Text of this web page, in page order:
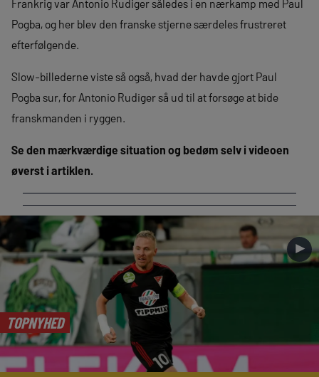
Frankrig var Antonio Rudiger således i en nærkamp med Paul
Pogba, og her blev den franske stjerne særdeles frustreret
efterfølgende.
Slow-billederne viste så også, hvad der havde gjort Paul
Pogba sur, for Antonio Rudiger så ud til at forsøge at bide
franskmanden i ryggen.
Se den mærkværdige situation og bedøm selv i videoen
øverst i artiklen.
TOPNYHED
►